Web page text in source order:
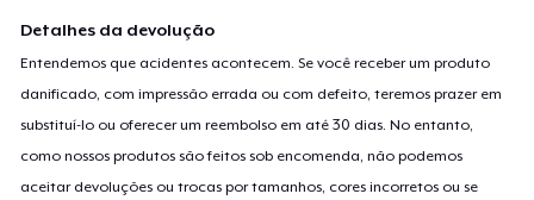
Detalhes da devolução
Entendemos que acidentes acontecem. Se você receber um produto
danificado, com impressão errada ou com defeito, teremos prazer em
substituí-lo ou oferecer um reembolso em até 30 dias. No entanto,
como nossos produtos são feitos sob encomenda, não podemos
aceitar devoluções ou trocas por tamanhos, cores incorretos ou se